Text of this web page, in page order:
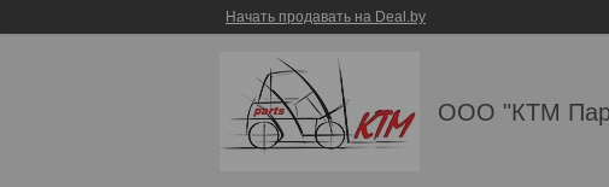
Начать продавать на Deal.by
ООО "КТМ